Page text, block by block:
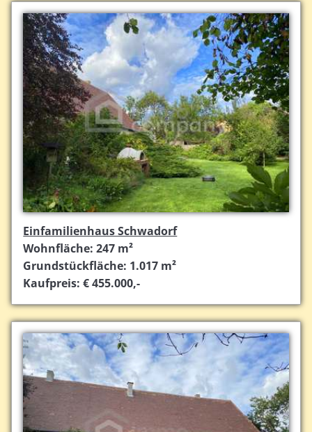
Einfamilienhaus Schwadorf
Wohnfläche: 247 m²
Grundstückfläche: 1.017 m²
Kaufpreis: € 455.000,-